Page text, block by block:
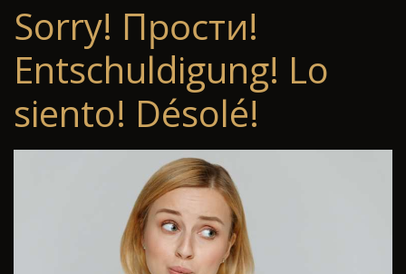
Sorry! Прости!
Entschuldigung! Lo
siento! Désolé!